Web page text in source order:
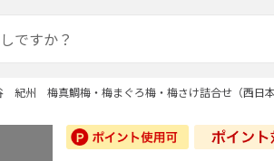
紀州 梅真鯛梅・梅まぐろ梅・梅さけ詰合せ（西日本